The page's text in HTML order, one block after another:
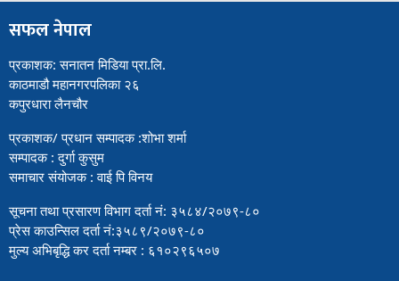
सफल नेपाल
प्रकाशक: सनातन मिडिया प्रा.लि.
काठमाडौ महानगरपलिका २६
कपुरधारा लैनचौर
प्रकाशक/ प्रधान सम्पादक :शोभा शर्मा
सम्पादक : दुर्गा कुसुम
समाचार संयोजक : वाई पि विनय
सूचना तथा प्रसारण विभाग दर्ता नं: ३५८४/२०७९-८०
प्रेस काउन्सिल दर्ता नं:३५८९/२०७९-८०
मुल्य अभिबृद्धि कर दर्ता नम्बर : ६१०२९६५०७